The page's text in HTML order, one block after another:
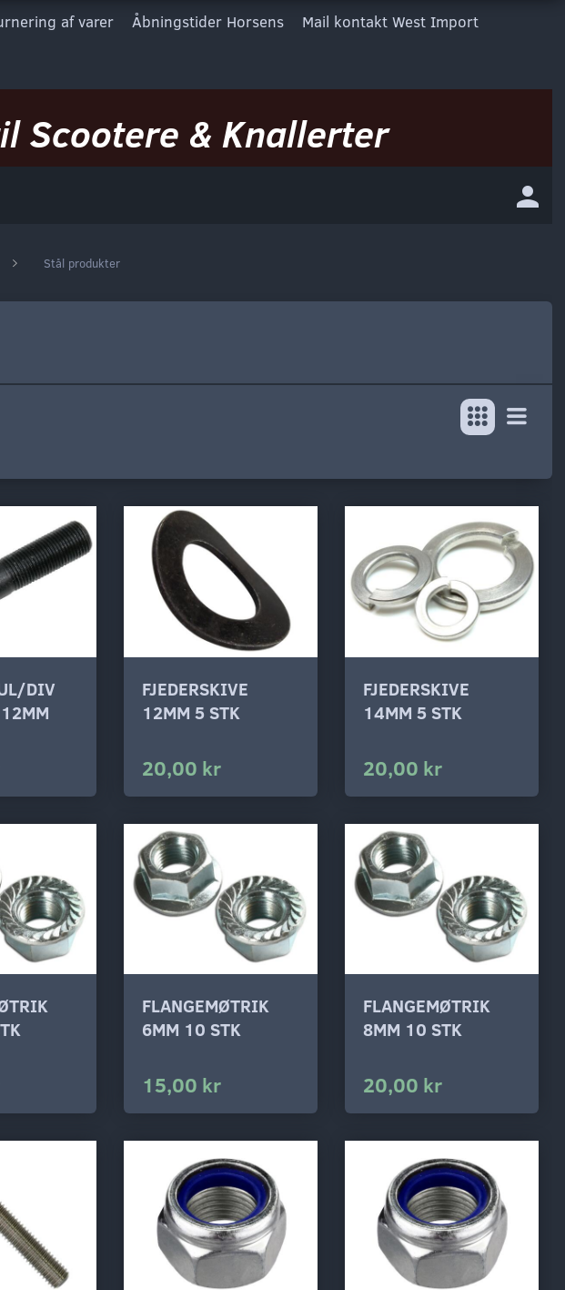
af varer Åbningstider Horsens Mail kontakt West Import
Scootere & Knallerter
Stål produkter
DIV
FJEDERSKIVE
12MM 5 STK
20,00 kr
FJEDERSKIVE
14MM 5 STK
20,00 kr
FLANGEMØTRIK
6MM 10 STK
15,00 kr
FLANGEMØTRIK
8MM 10 STK
20,00 kr